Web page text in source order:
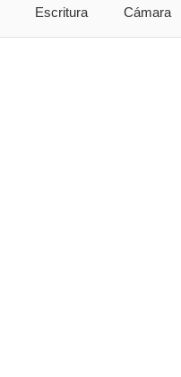
Escritura Cámara